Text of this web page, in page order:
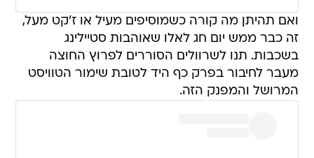
ואם תהיתן מה קורה כשמוסיפים מעיל או ז'קט מעל,
זה כבר ממש יום חג לאלו שאוהבות סטיילינג
בשכבות. תנו לשרוולים הסוררים לפרוץ החוצה
מעבר לחיבור בפרק כף היד לטובת שימור הטוויסט
המרושל והמפנק הזה.